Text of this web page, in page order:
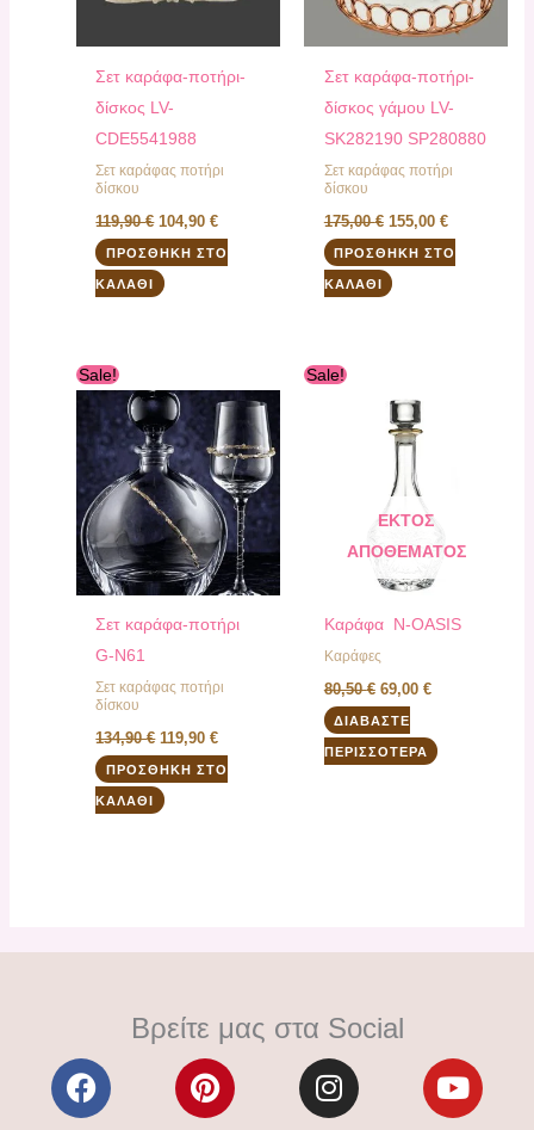
Σετ καράφα-ποτήρι-
δίσκος LV-
CDE5541988
Σετ καράφας ποτήρι
δίσκου
119,90€ 104,90€
ΠΡΟΣΘΉΚΗ ΣΤΟ
ΚΑΛΆΘΙ
Σετ καράφα-ποτήρι-
δίσκος γάμου LV-
SK282190 SP280880
Σετ καράφας ποτήρι
δίσκου
175,00€ 155,00 €
ΠΡΟΣΘΉΚΗ ΣΤΟ
ΚΑΛΆΘΙ
Sale!
Σετ καράφα-ποτήρι
G-N61
Σετ καράφας ποτήρι
δίσκου
134,90€
price
was:
134,90 €.
119,90€
τρέχουσα
τιμή
είναι:
119,90 €.
ΠΡΟΣΘΉΚΗ ΣΤΟ
ΚΑΛΆΘΙ
Sale!
ΕΚΤΌΣ
ΑΠΟΘΈΜΑΤΟΣ
Καράφα Ν-OASIS
Καράφες
80,50€
was:
80,50 €.
69,00 €
ΔΙΑΒΆΣΤΕ
ΠΕΡΙΣΣΌΤΕΡΑ
Βρείτε μας στα Social
F
a
P
i
I
n
Y
o